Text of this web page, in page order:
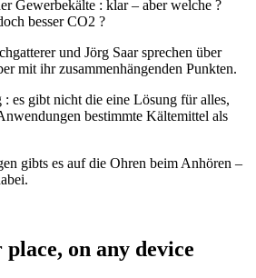
Gewerbekälte : klar – aber welche ?
besser CO2 ?
und Jörg Saar sprechen über
mit ihr zusammenhängenden Punkten.
es gibt nicht die eine Lösung für alles,
bestimmte Kältemittel als
gibts es auf die Ohren beim Anhören –
on any device